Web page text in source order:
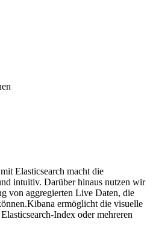
Elasticsearch macht die
intuitiv. Darüber hinaus nutzen wir
von aggregierten Live Daten, die
ermöglicht die visuelle
Index oder mehreren